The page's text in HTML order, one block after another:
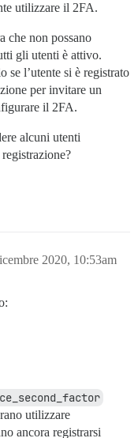
utilizzare il 2FA.
che non possano
gli utenti è attivo.
se l’utente si è registrato
per invitare un
il 2FA.
alcuni utenti
2020, 10:53am
utilizzare
ancora registrarsi